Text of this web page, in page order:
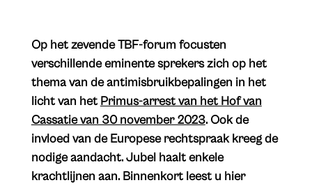
Op het zevende TBF-forum focusten
verschillende eminente sprekers zich op het
thema van de antimisbruikbepalingen in het
licht van het Primus-arrest van het Hof van
Cassatie van 30 november 2023. Ook de
invloed van de Europese rechtspraak kreeg de
nodige aandacht. Jubel haalt enkele
krachtlijnen aan. Binnenkort leest u hier